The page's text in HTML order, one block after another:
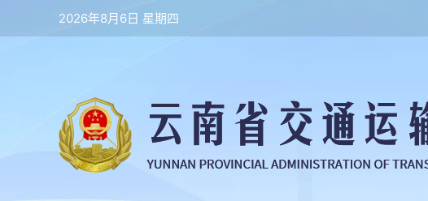
2026年8月6日 星期四